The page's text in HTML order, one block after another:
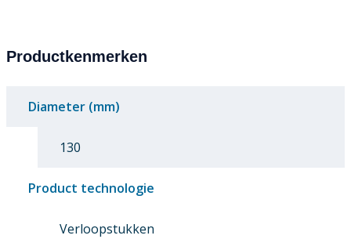
Productkenmerken
Diameter (mm)
130
Product technologie
Verloopstukken